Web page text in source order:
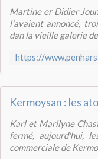
Martine er Didier
l'avaient annoncé,
dan la vieille galerie
Karl et Marilyne
fermé, aujourd'hui,
commerciale de